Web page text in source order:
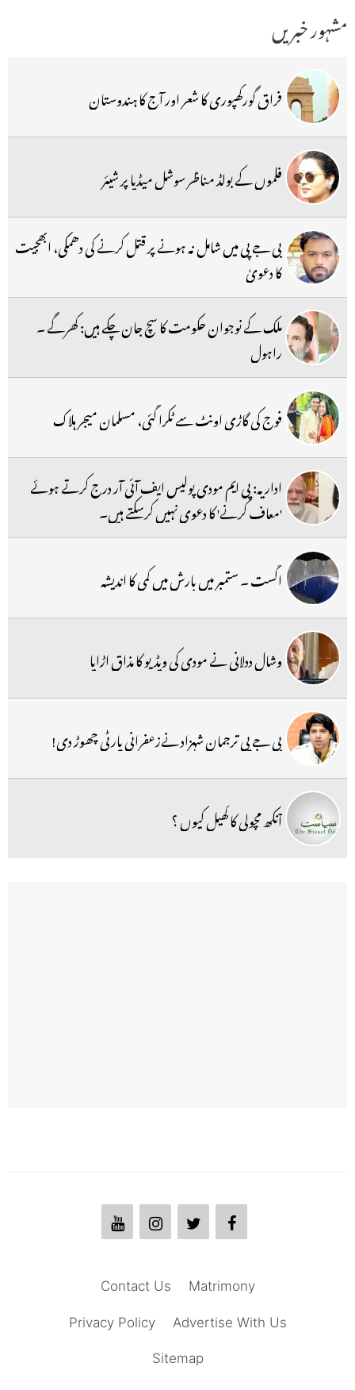
مشہور خبریں
فراق گورکھپوری کا شعر اور آج کا ہندوستان
فلموں کے بولڈ مناظر سوشل میڈیا پر شیئر
بی جے پی میں شامل نہ ہونے پر قتل کرنے کی دھمکی، ابھجیت
کا دعویٰ
ملک کے نوجوان حکومت کا سچ جان چکے ہیں: کھرگے ۔
راہول
فوج کی گاڑی اونٹ سے ٹکرا گئی، مسلمان میجر ہلاک
اداریہ: پی ایم مودی پولیس ایف آئی آر درج کرتے ہوئے
'معاف کرنے' کا دعوی نہیں کرسکتے ہیں۔
اگست ۔ ستمبر میں بارش میں کمی کا اندیشہ
وشال ددلانی نے مودی کی ویڈیو کا مذاق اڑایا
بی جے پی ترجمان شہزاد نےزعفرانی پارٹی چھوڑ دی!
آنکھ مچولی کا کھیل کیوں ؟
Matrimony
Contact Us
Advertise With Us
Privacy Policy
Sitemap